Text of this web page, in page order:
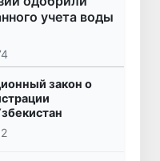
учета воды
закон о